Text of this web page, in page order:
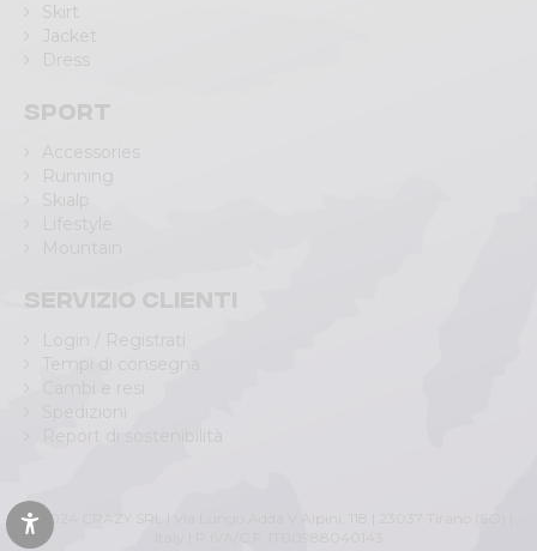
Skirt
Jacket
Dress
Sport
Accessories
Running
Skialp
Servizio clienti
© 2024 CRAZY SRL | Via Lungo Adda V Alpini, 118 | 23037 Tirano (SO) |